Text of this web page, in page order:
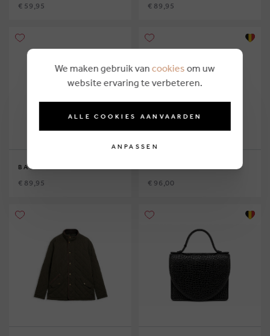
€ 59,95 € 89,95
BARBOUR
€ 89,95
AO76
€ 96,00
We maken gebruik van cookies om uw
website ervaring te verbeteren.
ALLE COOKIES AANVAARDEN
ANPASSEN